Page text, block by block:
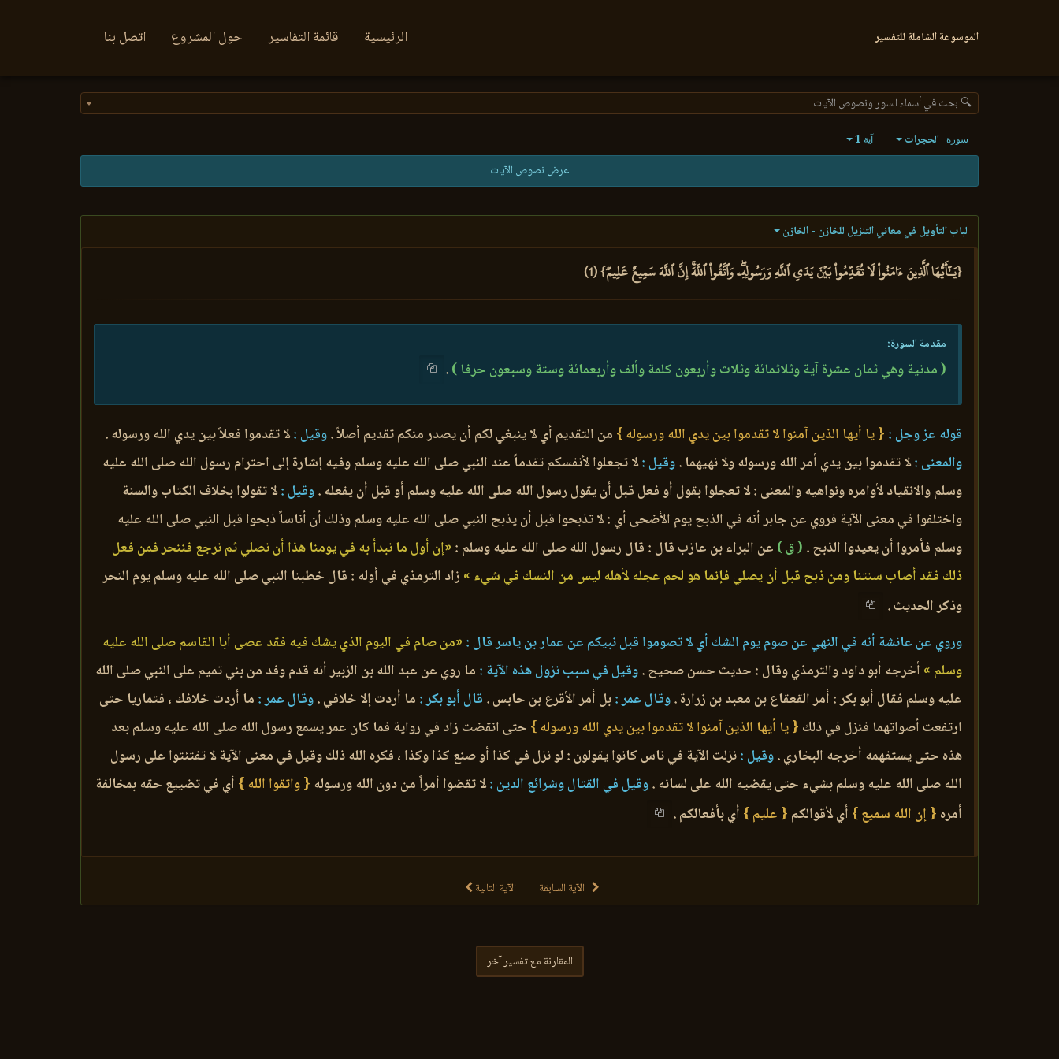
الموسوعة الشاملة للتفسير الرئيسية قائمة التفاسير حول المشروع اتصل بنا
🔍 بحث في أسماء السور ونصوص الآيات
سورة الحجرات آية 1
عرض نصوص الآيات
لباب التأويل في معاني التنزيل للخازن - الخازن
{يَـٰٓأَيُّهَا ٱلَّذِينَ ءَامَنُواْ لَا تُقَدِّمُواْ بَيۡنَ يَدَيِ ٱللَّهِ وَرَسُولِهِۦۖ وَٱتَّقُواْ ٱللَّهَۚ إِنَّ ٱللَّهَ سَمِيعٌ عَلِيمٞ} (1)
مقدمة السورة:
( مدنية وهي ثمان عشرة آية وثلاثمائة وثلاث وأربعون كلمة وألف وأربعمائة وستة وسبعون حرفا ).
قوله عز وجل : { يا أيها الذين آمنوا لا تقدموا بين يدي الله ورسوله } من التقديم أي لا ينبغي لكم أن يصدر منكم تقديم أصلاً .وقيل :لا تقدموا فعلاً بين يدي الله ورسوله .
والمعنى :لا تقدموا بين يدي أمر الله ورسوله ولا نهيهما .وقيل :لا تجعلوا لأنفسكم تقدماً عند النبي صلى الله عليه وسلم وفيه إشارة إلى احترام رسول الله صلى الله عليه
وسلم والانقياد لأوامره ونواهيه والمعنى : لا تعجلوا بقول أو فعل قبل أن يقول رسول الله صلى الله عليه وسلم أو قبل أن يفعله .وقيل :لا تقولوا بخلاف الكتاب والسنة
واختلفوا في معنى الآية فروي عن جابر أنه في الذبح يوم الأضحى أي : لا تذبحوا قبل أن يذبح النبي صلى الله عليه وسلم وذلك أن أناساً ذبحوا قبل النبي صلى الله عليه
وسلم فأمروا أن يعيدوا الذبح . ( ق ) عن البراء بن عازب قال : قال رسول الله صلى الله عليه وسلم : «إن أول ما نبدأ به في يومنا هذا أن نصلي ثم نرجع فننحر فمن فعل
ذلك فقد أصاب سنتنا ومن ذبح قبل أن يصلي فإنما هو لحم عجله لأهله ليس من النسك في شيء » زاد الترمذي في أوله : قال خطبنا النبي صلى الله عليه وسلم يوم النحر
وذكر الحديث .
وروي عن عائشة أنه في النهي عن صوم يوم الشك أي لا تصوموا قبل نبيكم عن عمار بن ياسر قال : «من صام في اليوم الذي يشك فيه فقد عصى أبا القاسم صلى الله عليه
وسلم » أخرجه أبو داود والترمذي وقال : حديث حسن صحيح .وقيل في سبب نزول هذه الآية : ما روي عن عبد الله بن الزبير أنه قدم وفد من بني تميم على النبي صلى الله
عليه وسلم فقال أبو بكر : أمر القعقاع بن معبد بن زرارة .وقال عمر :بل أمر الأقرع بن حابس . قال أبو بكر : ما أردت إلا خلافي .وقال عمر : ما أردت خلافك ، فتماريا حتى
ارتفعت أصواتهما فنزل في ذلك { يا أيها الذين آمنوا لا تقدموا بين يدي الله ورسوله } حتى انقضت زاد في رواية فما كان عمر يسمع رسول الله صلى الله عليه وسلم بعد
هذه حتى يستفهمه أخرجه البخاري .وقيل :نزلت الآية في ناس كانوا يقولون : لو نزل في كذا أو صنع كذا وكذا ، فكره الله ذلك وقيل في معنى الآية لا تفتئتوا على رسول
الله صلى الله عليه وسلم بشيء حتى يقضيه الله على لسانه .وقيل في القتال وشرائع الدين :لا تقضوا أمراً من دون الله ورسوله { واتقوا الله } أي في تضييع حقه بمخالفة
أمره { إن الله سميع } أي لأقوالكم { عليم } أي بأفعالكم .
الآية السابقة الآية التالية
المقارنة مع تفسير آخر